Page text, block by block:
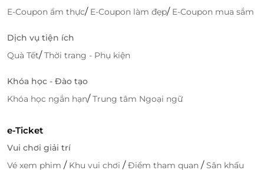
E-Coupon ẩm thực/ E-Coupon làm đẹp/ E-Coupon mua sắm
Dịch vụ tiện ích
Quà Tết/Thời trang - Phụ kiện
Khóa học - Đào tạo
Khóa học ngắn hạn/Trung tâm Ngoại ngữ
e-Ticket
Vui chơi giải trí
Vé xem phim / Khu vui chơi /Điểm tham quan /Sân khấu